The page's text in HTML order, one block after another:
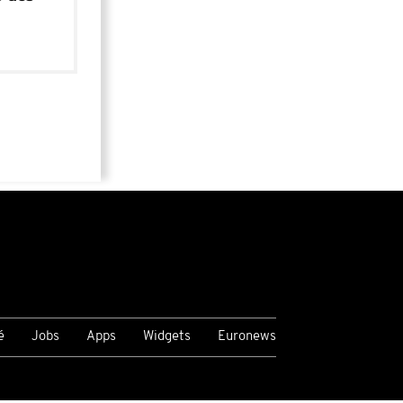
Jobs Apps Widgets Euronews